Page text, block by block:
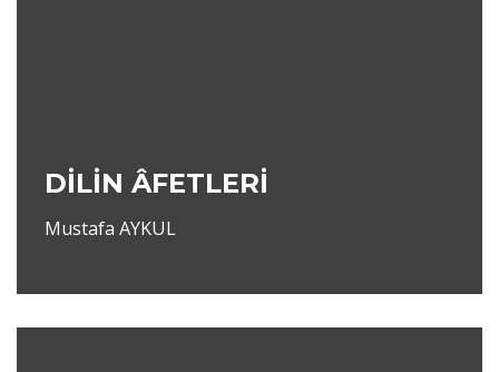
DİLİN ÂFETLERİ
Mustafa AYKUL